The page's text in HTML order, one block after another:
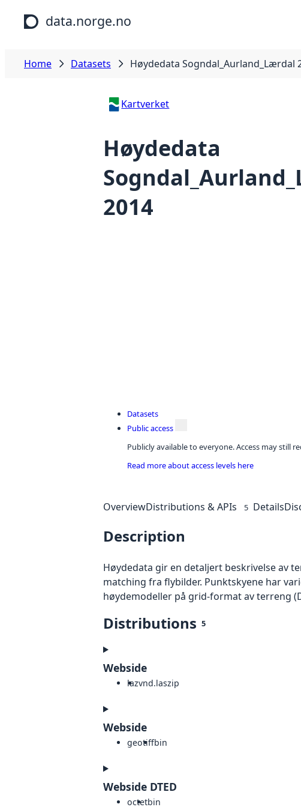
Skip to main content
data.norge.no
Home Datasets Høydedata Sogndal_Aurland_Lærdal
Kartverket
Høydedata
2014
Datasets
Public access
Publicly available to everyone. Access may still
Read more about access levels here
OverviewDistributions & APIs 5 Details
Description
Høydedata gir en detaljert beskrivelse av
matching fra flybilder. Punktskyene har
høydemodeller på grid-format av terreng
Distributions 5
Webside
lazvnd.laszip
Webside
geotiffbin
Webside DTED
octetbin